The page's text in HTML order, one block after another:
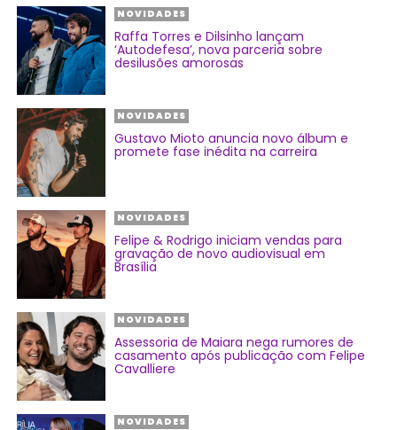
NOVIDADES
Raffa Torres e Dilsinho lançam
‘Autodefesa’, nova parceria sobre
desilusões amorosas
NOVIDADES
Gustavo Mioto anuncia novo álbum e
promete fase inédita na carreira
NOVIDADES
Felipe & Rodrigo iniciam vendas para
gravação de novo audiovisual em
Brasília
NOVIDADES
Assessoria de Maiara nega rumores de
casamento após publicação com Felipe
Cavalliere
NOVIDADES